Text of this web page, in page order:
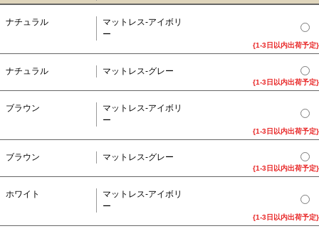
ナチュラル
マットレス-アイボリ
ー
{1-3日以内出荷予定}
ナチュラル マットレス-グレー
{1-3日以内出荷予定}
ブラウン
マットレス-アイボリ
ー
{1-3日以内出荷予定}
ブラウン マットレス-グレー
{1-3日以内出荷予定}
ホワイト
マットレス-アイボリ
ー
{1-3日以内出荷予定}